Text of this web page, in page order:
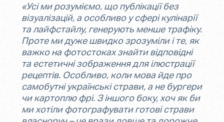
«Усі ми розуміємо, що публікації без
візуалізацій, а особливо у сфері кулінарії
та лайфстайлу, генерують менше трафіку.
Проте ми дуже швидко зрозуміли і те, як
важко на фотостоках знайти відповідні
та естетичні зображення для ілюстрації
рецептів. Особливо, коли мова йде про
самобутні українські страви, а не бургери
чи картоплю фрі. З іншого боку, хоч як би
ми хотіли фотографувати готові страви